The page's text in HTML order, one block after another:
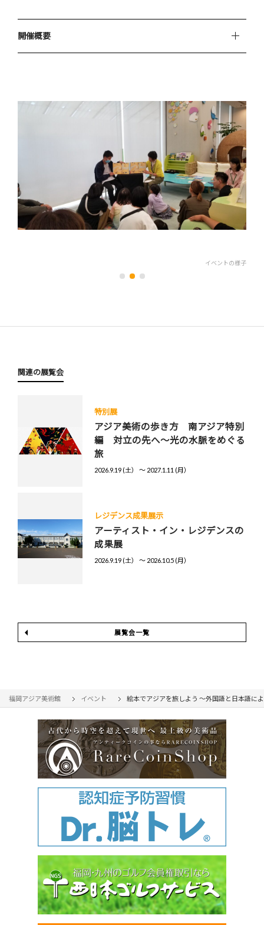
開催概要
イベントの様子
関連の展覧会
特別展
アジア美術の歩き方 南アジア特別
編 対立の先へ～光の水脈をめぐる
旅
2026.9.19 (土） 〜 2027.1.11 (月）
レジデンス成果展示
アーティスト・イン・レジデンスの
成果展
2026.9.19 (土） 〜 2026.10.5 (月）
展覧会一覧
福岡アジア美術館 イベント 絵本でアジアを旅しよう ～外国語と日本語